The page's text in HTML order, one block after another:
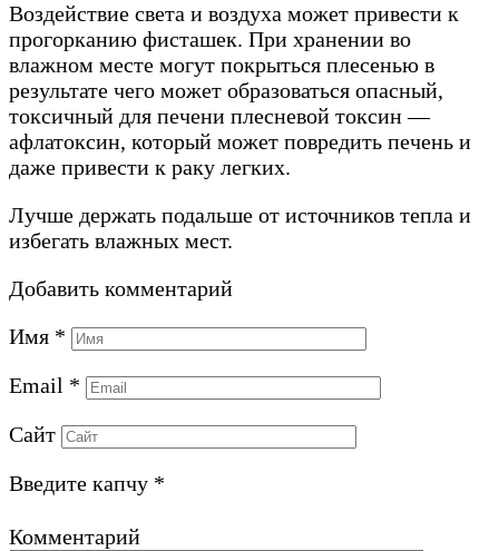
Воздействие света и воздуха может привести к
прогорканию фисташек. При хранении во
влажном месте могут покрыться плесенью в
результате чего может образоваться опасный,
токсичный для печени плесневой токсин —
афлатоксин, который может повредить печень и
даже привести к раку легких.
Лучше держать подальше от источников тепла и
избегать влажных мест.
Добавить комментарий
Имя *
Email *
Сайт
Введите капчу *
Комментарий